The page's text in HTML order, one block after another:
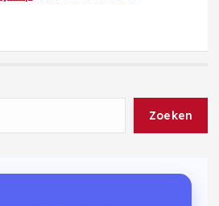
Zoeken